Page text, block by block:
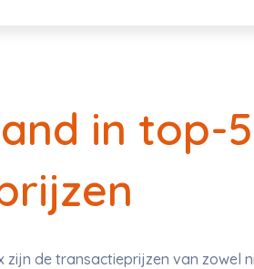
in top-
zijn de transactieprijzen van zowel